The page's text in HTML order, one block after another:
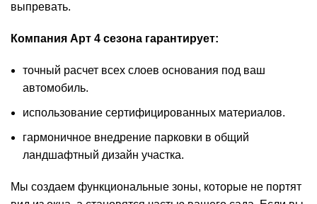
выпревать.
Компания Арт 4 сезона гарантирует:
точный расчет всех слоев основания под ваш
автомобиль.
использование сертифицированных материалов.
гармоничное внедрение парковки в общий
ландшафтный дизайн участка.
Мы создаем функциональные зоны, которые не портят